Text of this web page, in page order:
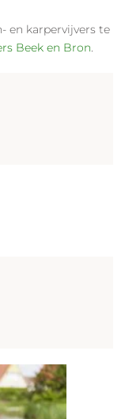
en karpervijvers te
Beek en Bron.